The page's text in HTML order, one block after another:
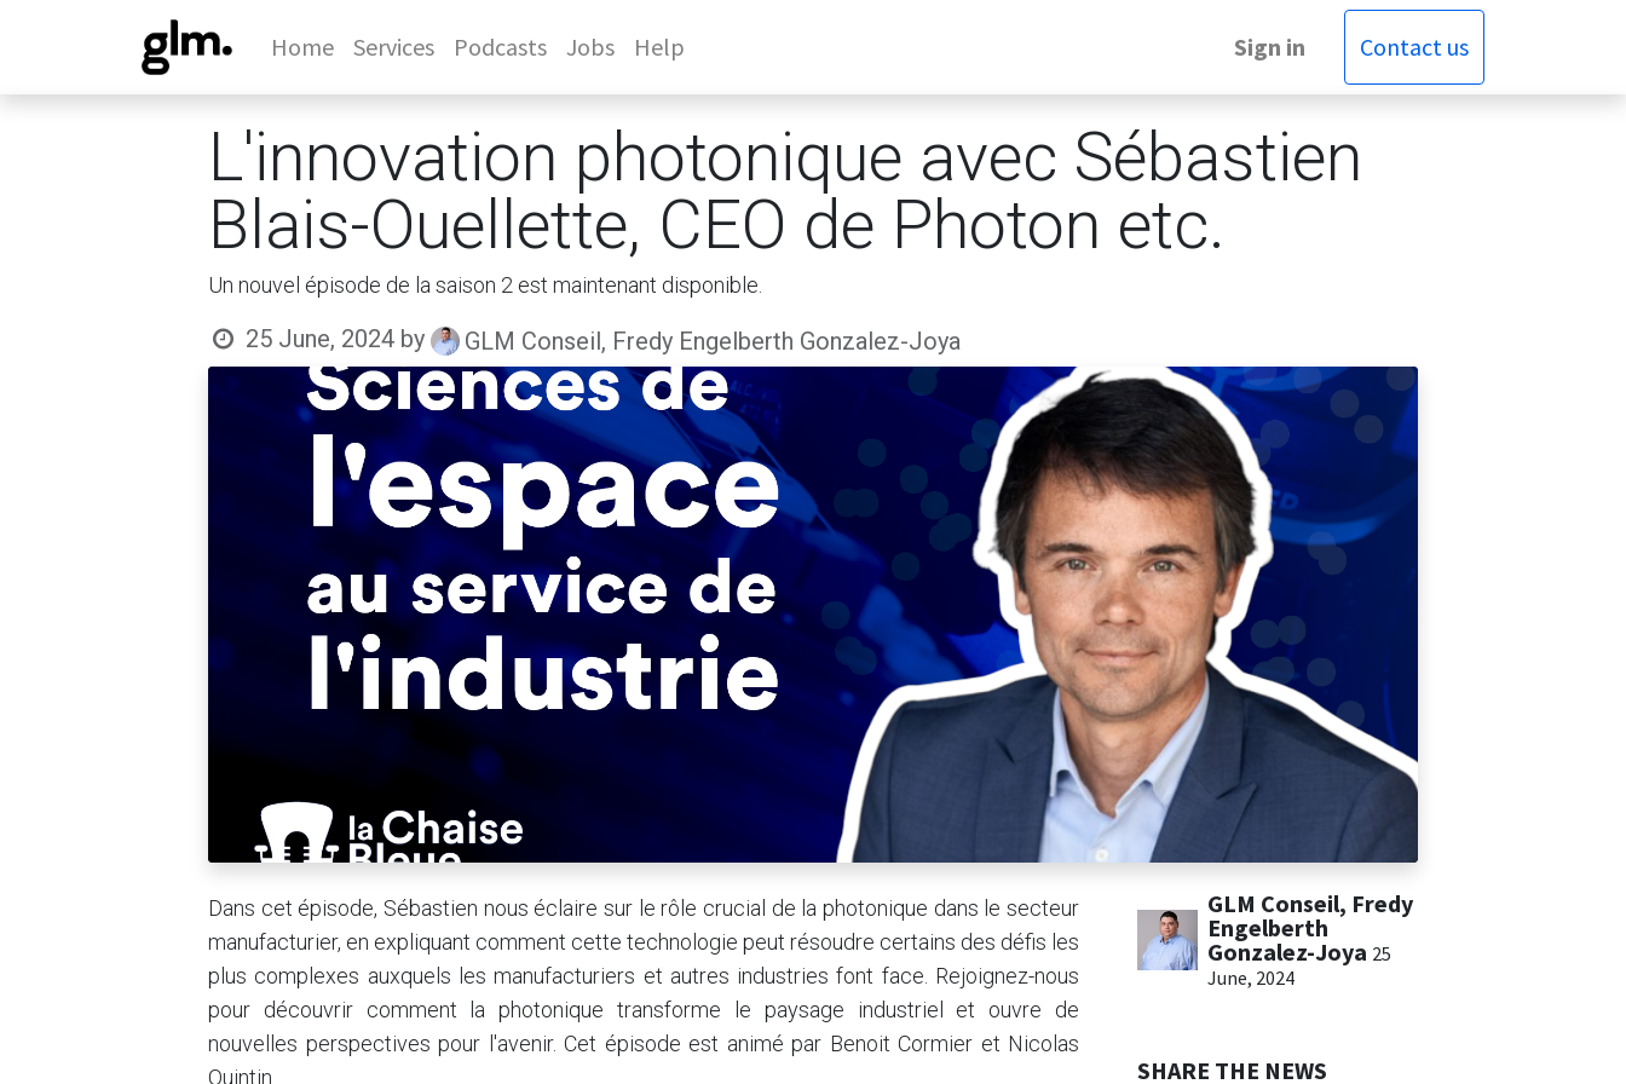
Home Services Podcasts Jobs Help Sign in Contact us
L'innovation photonique avec Sébastien
Blais-Ouellette, CEO de Photon etc.
Un nouvel épisode de la saison 2 est maintenant disponible.
25 June, 2024 by GLM Conseil, Fredy Engelberth Gonzalez-Joya
Dans cet épisode, Sébastien nous éclaire sur le rôle crucial de la photonique dans le secteur
manufacturier, en expliquant comment cette technologie peut résoudre certains des défis les
plus complexes auxquels les manufacturiers et autres industries font face. Rejoignez-nous
pour découvrir comment la photonique transforme le paysage industriel et ouvre de
nouvelles perspectives pour l'avenir. Cet épisode est animé par Benoit Cormier et Nicolas
Quintin.
GLM Conseil, Fredy
Engelberth
Gonzalez-Joya 25
June, 2024
SHARE THE NEWS